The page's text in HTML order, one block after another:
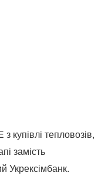
купівлі тепловозів,
замість
Укрексімбанк.